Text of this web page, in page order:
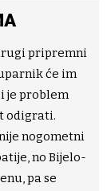
pripremni
će im
je problem
odigrati.
nogometni
no Bijelo-
pa se